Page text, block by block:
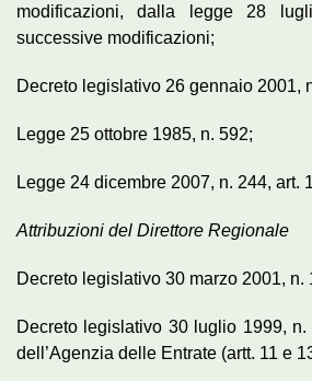
modificazioni, dalla legge 28
successive modificazioni;
Decreto legislativo 26 gennaio 2001,
Legge 25 ottobre 1985, n. 592;
Legge 24 dicembre 2007, n. 244, art.
Attribuzioni del Direttore Regionale
Decreto legislativo 30 marzo 2001, n.
Decreto legislativo 30 luglio 1999,
dell’Agenzia delle Entrate (artt. 11 e